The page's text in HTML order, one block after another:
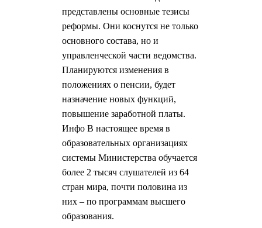
представлены основные тезисы
реформы. Они коснутся не только
основного состава, но и
управленческой части ведомства.
Планируются изменения в
положениях о пенсии, будет
назначение новых функций,
повышение заработной платы.
Инфо В настоящее время в
образовательных организациях
системы Министерства обучается
более 2 тысяч слушателей из 64
стран мира, почти половина из
них – по программам высшего
образования.